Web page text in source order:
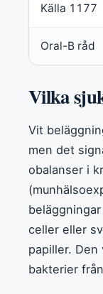
Källa 1177
Oral-B råd
Vilka
Vit
men det
obalanser i
celler eller
papiller. Den
bakterier